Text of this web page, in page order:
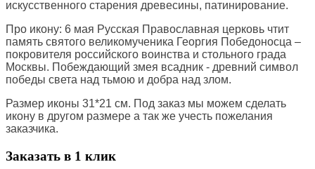
искусственного старения древесины, патинирование.
Про икону: 6 мая Русская Православная церковь чтит
память святого великомученика Георгия Победоносца –
покровителя российского воинства и стольного града
Москвы. Побеждающий змея всадник - древний символ
победы света над тьмою и добра над злом.
Размер иконы 31*21 см. Под заказ мы можем сделать
икону в другом размере а так же учесть пожелания
заказчика.
Заказать в 1 клик